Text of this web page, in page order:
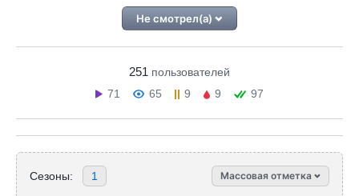
Не смотрел(а)
251 пользователей
71
65 9 9 97
Сезоны: 1 Массовая отметка